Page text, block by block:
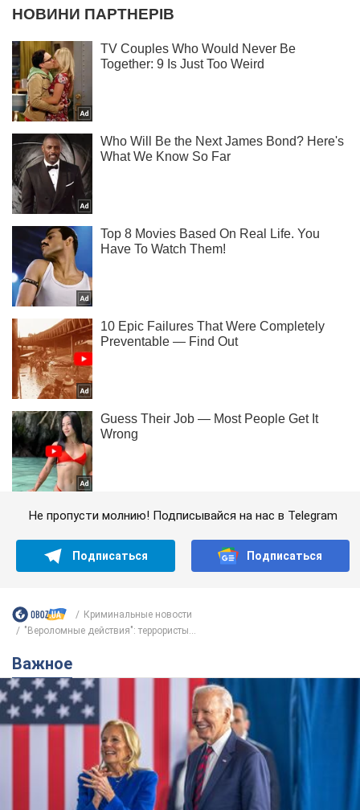
Не пропусти молнию! Подписывайся на нас в Telegram
Подписаться Подписаться
Криминальные новости
"Вероломные действия": террористы...
Важное